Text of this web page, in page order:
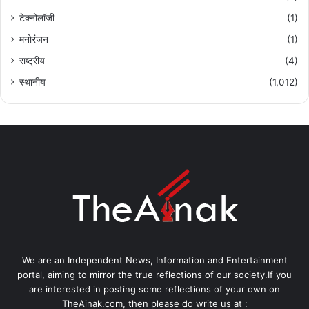
टेक्नोलॉजी
(1)
मनोरंजन
(1)
राष्ट्रीय
(4)
स्थानीय
(1,012)
We are an Independent News, Information and Entertainment
portal, aiming to mirror the true reflections of our society.If you
are interested in posting some reflections of your own on
TheAinak.com, then please do write us at :